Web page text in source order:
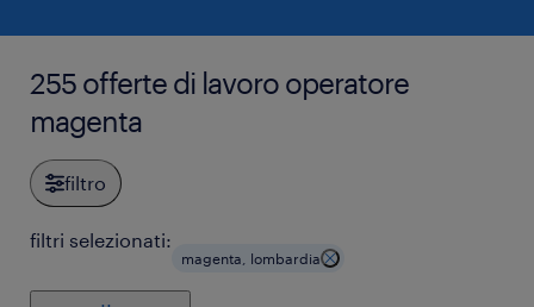
255 offerte di lavoro operatore
magenta
filtro
filtri selezionati:
magenta, lombardia